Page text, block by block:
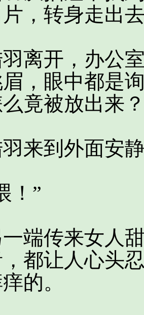
，转身走出
开，办公室
，眼中都是
竟被放出来
到外面安静
”
传来女人甜
都让人心头
的。